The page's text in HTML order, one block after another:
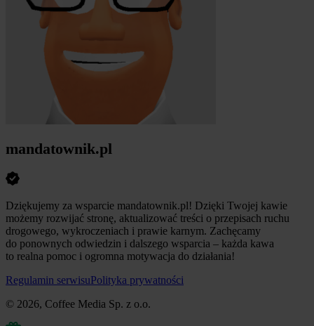
mandatownik.pl
Dziękujemy za wsparcie mandatownik.pl! Dzięki Twojej kawie
możemy rozwijać stronę, aktualizować treści o przepisach ruchu
drogowego, wykroczeniach i prawie karnym. Zachęcamy
do ponownych odwiedzin i dalszego wsparcia – każda kawa
to realna pomoc i ogromna motywacja do działania!
Regulamin serwisuPolityka prywatności
© 2026, Coffee Media Sp. z o.o.